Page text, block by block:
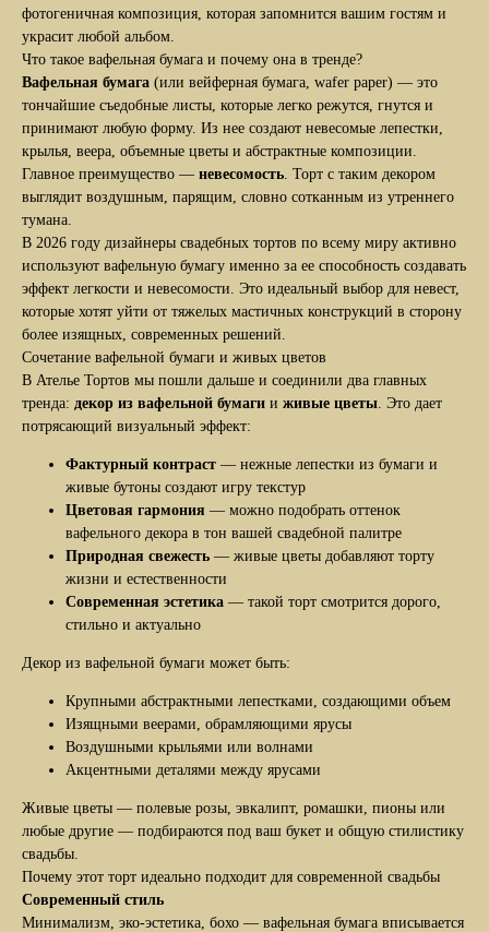
фотогеничная композиция, которая запомнится вашим гостям и
украсит любой альбом.
Что такое вафельная бумага и почему она в тренде?
Вафельная бумага (или вейферная бумага, wafer paper) — это
тончайшие съедобные листы, которые легко режутся, гнутся и
принимают любую форму. Из нее создают невесомые лепестки,
крылья, веера, объемные цветы и абстрактные композиции.
Главное преимущество — невесомость. Торт с таким декором
выглядит воздушным, парящим, словно сотканным из утреннего
тумана.
В 2026 году дизайнеры свадебных тортов по всему миру активно
используют вафельную бумагу именно за ее способность создавать
эффект легкости и невесомости. Это идеальный выбор для невест,
которые хотят уйти от тяжелых мастичных конструкций в сторону
более изящных, современных решений.
Сочетание вафельной бумаги и живых цветов
В Ателье Тортов мы пошли дальше и соединили два главных
тренда: декор из вафельной бумаги и живые цветы. Это дает
потрясающий визуальный эффект:
Фактурный контраст — нежные лепестки из бумаги и
живые бутоны создают игру текстур
Цветовая гармония — можно подобрать оттенок
вафельного декора в тон вашей свадебной палитре
Природная свежесть — живые цветы добавляют торту
жизни и естественности
Современная эстетика — такой торт смотрится дорого,
стильно и актуально
Декор из вафельной бумаги может быть:
Крупными абстрактными лепестками, создающими объем
Изящными веерами, обрамляющими ярусы
Воздушными крыльями или волнами
Акцентными деталями между ярусами
Живые цветы — полевые розы, эвкалипт, ромашки, пионы или
любые другие — подбираются под ваш букет и общую стилистику
свадьбы.
Почему этот торт идеально подходит для современной свадьбы
Современный стиль
Минимализм, эко-эстетика, бохо — вафельная бумага вписывается